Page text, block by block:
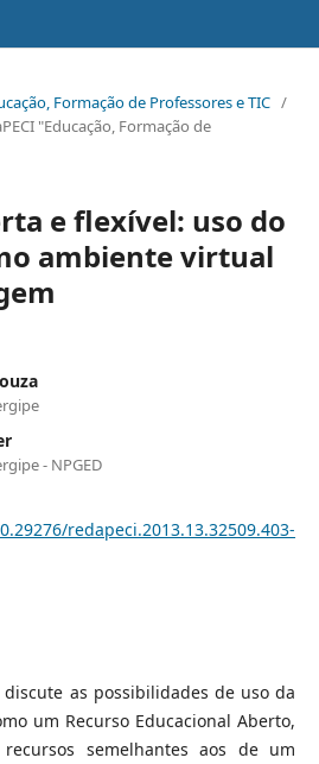
Formação de Professores e TIC /
"Educação, Formação de
e flexível: uso do
ambiente virtual
- NPGED
redapeci.2013.13.32509.403-
as possibilidades de uso da
um Recurso Educacional Aberto,
semelhantes aos de um